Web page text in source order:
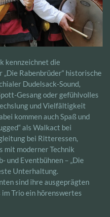
kennzeichnet die
Rabenbrüder“ historische
Dudelsack-Sound,
Gesang oder gefühlvolles
und Vielfältigkeit
kommen auch Spaß und
als Walkact bei
bei Ritteressen,
mit moderner Technik
und Eventbühnen – „Die
Unterhaltung.
sind ihre ausgeprägten
Trio ein hörenswertes